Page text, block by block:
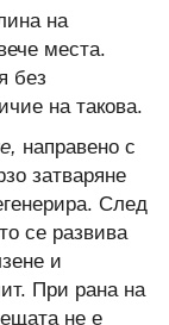
на
места.
без
на такова.
направено с
затваряне
След
се развива
и
При рана на
не е